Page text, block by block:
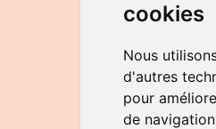
cookies
Nous
d'autres
pour
de
LE
de 9h à
NOUS